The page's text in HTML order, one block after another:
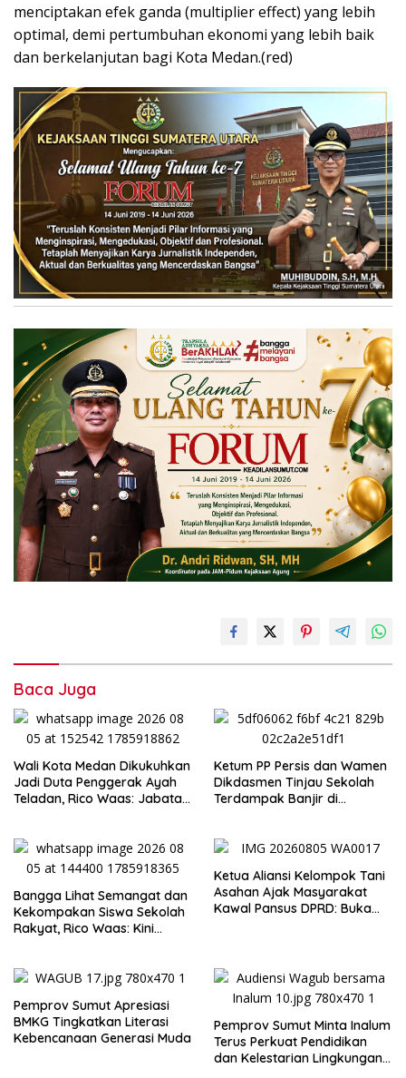
menciptakan efek ganda (multiplier effect) yang lebih
optimal, demi pertumbuhan ekonomi yang lebih baik
dan berkelanjutan bagi Kota Medan.(red)
Baca Juga
Wali Kota Medan Dikukuhkan
Jadi Duta Penggerak Ayah
Teladan, Rico Waas: Jabatan
Ketum PP Persis dan Wamen
Dikdasmen Tinjau Sekolah
Terdampak Banjir di
Bangga Lihat Semangat dan
Kekompakan Siswa Sekolah
Rakyat, Rico Waas: Kini
Ketua Aliansi Kelompok Tani
Asahan Ajak Masyarakat
Kawal Pansus DPRD: Buka
Pemprov Sumut Apresiasi
BMKG Tingkatkan Literasi
Kebencanaan Generasi Muda
Pemprov Sumut Minta Inalum
Terus Perkuat Pendidikan
dan Kelestarian Lingkungan